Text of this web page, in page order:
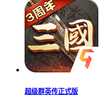
超级群英传正式版